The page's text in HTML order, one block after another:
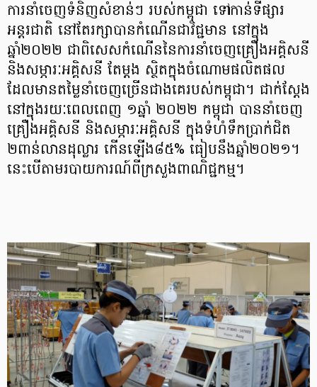
ការនាំចេញទំនិញសំខាន់ៗ របស់កម្ពុជា ទៅកាន់ទីផ្សារ
អន្តរជាតិ នៅតែរក្សាបានកំណើនជាវិជ្ជមាន នៅក្នុង
ឆ្នាំ២០២២ ជាពិសេសកំណើននៃការនាំចេញគ្រឿងអគ្គិសនី
និងសម្ភារៈអគ្គិសនី តែម្ដង ស្ថិតក្នុងចំណោមផលិតផល
ដែលមានតម្លៃនាំចេញច្រើនជាងគេរបស់កម្ពុជា។ ជាក់ស្ដែង
នៅក្នុងរយៈពេលពេញ ១ឆ្នាំ ២០២២ កម្ពុជា បាននាំចេញ
គ្រឿងអគ្គិសនី និងសម្ភារៈអគ្គិសនី ក្នុងទំហំទឹកប្រាក់ជិត
២ពាន់លានដុល្លារ កើនឡើង៨៥% ធៀបនឹងឆ្នាំ២០២១។
នេះបើតាមរបាយការណ៍ពីក្រសួងពាណិជ្ជកម្ម។